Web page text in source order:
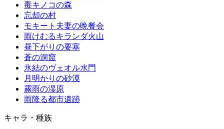
毒キノコの森
忘却の村
モキート夫妻の晩餐会
雨けむるキランダ火山
昼下がりの要塞
蒼の洞窟
氷結のヴェオル水門
月明かりの砂漠
霧雨の湿原
雨降る都市遺跡
キャラ・種族